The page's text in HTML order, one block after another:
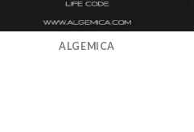
ALGEMICA